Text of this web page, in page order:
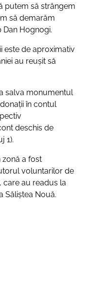
putem să strângem
să demarăm
Hognogi.
este de aproximativ
au reușit să
salva monumentul
în contul
deschis de
1).
zonă a fost
voluntarilor de
au readus la
Săliștea Nouă.